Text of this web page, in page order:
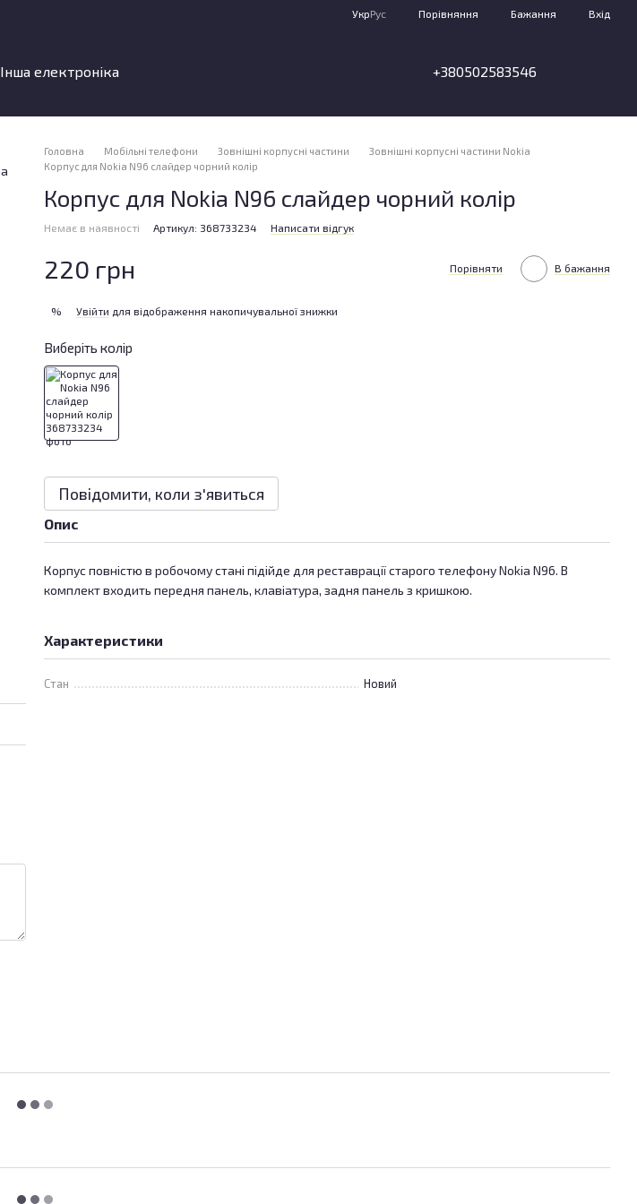
УкрРус Порівняння Бажання Вхід
Інша електроніка +380502583546
Головна Мобільні телефони Зовнішні корпусні частини
Зовнішні корпусні частини Nokia
Корпус для Nokia N96 слайдер чорний колір
Корпус для Nokia N96 слайдер чорний колір
Немає в наявності Артикул: 368733234 Написати відгук
220 грн Порівняти В бажання
% Увійти для відображення накопичувальної знижки
Виберіть колір
Повідомити, коли з'явиться
Опис
Корпус повністю в робочому стані підійде для реставрації старого телефону Nokia N96. В
комплект входить передня панель, клавіатура, задня панель з кришкою.
Характеристики
Стан Новий